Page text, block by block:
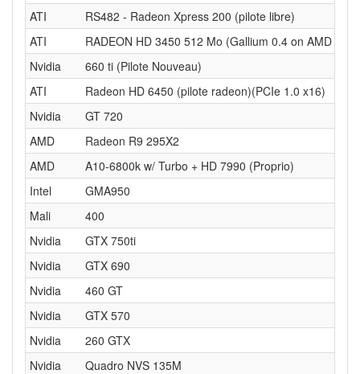
ATI
RS482 - Radeon Xpress 200 (pilote libre)
ATI
RADEON HD 3450 512 Mo (Gallium 0.4 on AMD
Nvidia
660 ti (Pilote Nouveau)
ATI
Radeon HD 6450 (pilote radeon)(PCIe 1.0 x16)
Nvidia
GT 720
AMD
Radeon R9 295X2
AMD
A10-6800k w/ Turbo + HD 7990 (Proprio)
Intel
GMA950
Mali
400
Nvidia
GTX 750ti
Nvidia
GTX 690
Nvidia
460 GT
Nvidia
GTX 570
Nvidia
260 GTX
Nvidia
Quadro NVS 135M